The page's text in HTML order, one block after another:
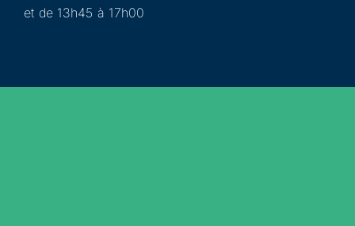
et de 13h45 à 17h00